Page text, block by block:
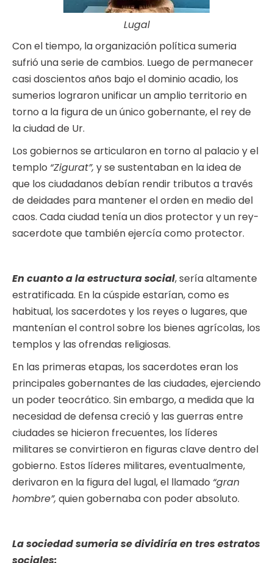
Lugal
Con el tiempo, la organización política sumeria
sufrió una serie de cambios. Luego de permanecer
casi doscientos años bajo el dominio acadio, los
sumerios lograron unificar un amplio territorio en
torno a la figura de un único gobernante, el rey de
la ciudad de Ur.
Los gobiernos se articularon en torno al palacio y el
templo “Zigurat”, y se sustentaban en la idea de
que los ciudadanos debían rendir tributos a través
de deidades para mantener el orden en medio del
caos. Cada ciudad tenía un dios protector y un rey-
sacerdote que también ejercía como protector.
En cuanto a la estructura social, sería altamente
estratificada. En la cúspide estarían, como es
habitual, los sacerdotes y los reyes o lugares, que
mantenían el control sobre los bienes agrícolas, los
templos y las ofrendas religiosas.
En las primeras etapas, los sacerdotes eran los
principales gobernantes de las ciudades, ejerciendo
un poder teocrático. Sin embargo, a medida que la
necesidad de defensa creció y las guerras entre
ciudades se hicieron frecuentes, los líderes
militares se convirtieron en figuras clave dentro del
gobierno. Estos líderes militares, eventualmente,
derivaron en la figura del lugal, el llamado “gran
hombre”, quien gobernaba con poder absoluto.
La sociedad sumeria se dividiría en tres estratos